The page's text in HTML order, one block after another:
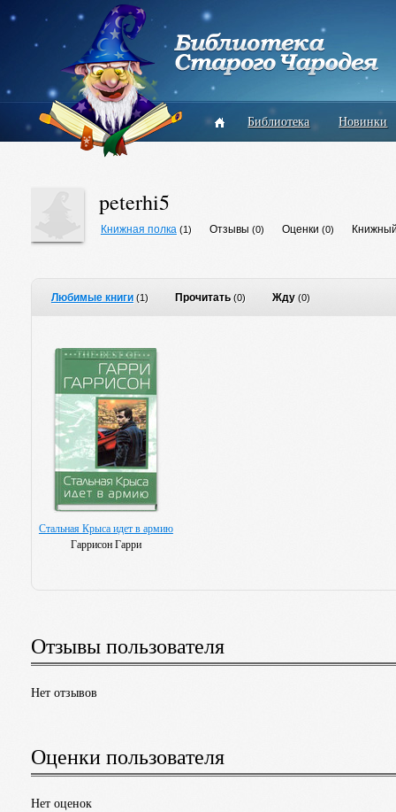
Библиотека Новинки
peterhi5
Книжная полка (1) Отзывы (0) Оценки (0)
Любимые книги (1) Прочитать (0) Жду (0)
Стальная Крыса идет в армию
Гаррисон Гарри
Отзывы пользователя
Нет отзывов
Оценки пользователя
Нет оценок